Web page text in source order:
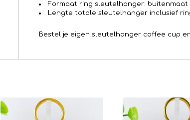
Formaat ring sleutelhanger: buitenmaat
Lengte totale sleutelhanger inclusief
Bestel je eigen sleutelhanger coffee cup